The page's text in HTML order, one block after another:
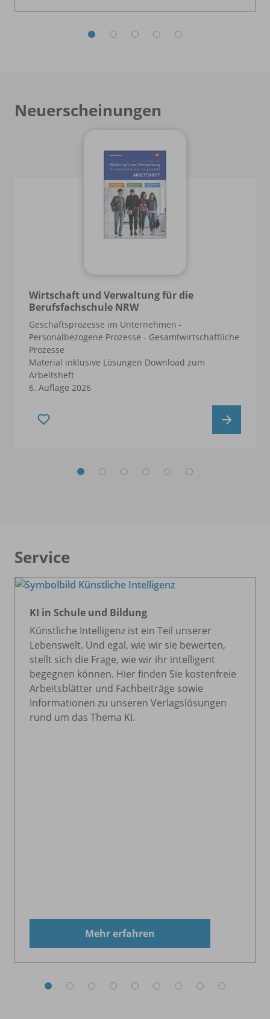
Neuerscheinungen
Wirtschaft und Verwaltung für die
Berufsfachschule NRW
Geschäftsprozesse im Unternehmen -
Personalbezogene Prozesse - Gesamtwirtschaftliche
Prozesse
Material inklusive Lösungen Download zum
Arbeitsheft
6. Auflage 2026
Service
KI in Schule und Bildung
Künstliche Intelligenz ist ein Teil unserer
Lebenswelt. Und egal, wie wir sie bewerten,
stellt sich die Frage, wie wir ihr intelligent
begegnen können. Hier finden Sie kostenfreie
Arbeitsblätter und Fachbeiträge sowie
Informationen zu unseren Verlagslösungen
rund um das Thema KI.
Mehr erfahren